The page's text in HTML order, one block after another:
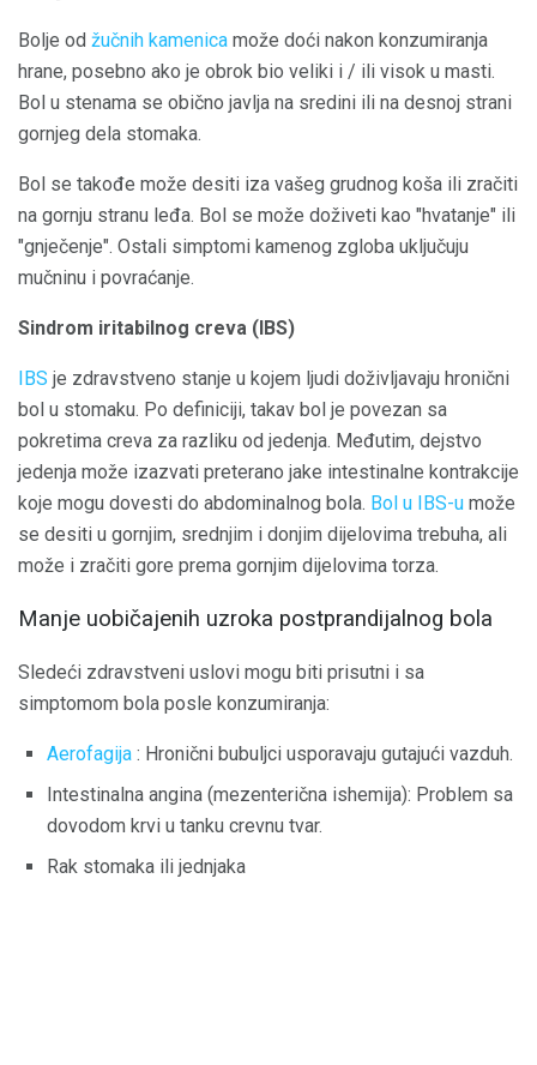
Bolje od žučnih kamenica može doći nakon konzumiranja
hrane, posebno ako je obrok bio veliki i / ili visok u masti.
Bol u stenama se obično javlja na sredini ili na desnoj strani
gornjeg dela stomaka.
Bol se takođe može desiti iza vašeg grudnog koša ili zračiti
na gornju stranu leđa. Bol se može doživeti kao "hvatanje" ili
"gnječenje". Ostali simptomi kamenog zgloba uključuju
mučninu i povraćanje.
Sindrom iritabilnog creva (IBS)
IBS je zdravstveno stanje u kojem ljudi doživljavaju hronični
bol u stomaku. Po definiciji, takav bol je povezan sa
pokretima creva za razliku od jedenja. Međutim, dejstvo
jedenja može izazvati preterano jake intestinalne kontrakcije
koje mogu dovesti do abdominalnog bola. Bol u IBS-u može
se desiti u gornjim, srednjim i donjim dijelovima trebuha, ali
može i zračiti gore prema gornjim dijelovima torza.
Manje uobičajenih uzroka postprandijalnog bola
Sledeći zdravstveni uslovi mogu biti prisutni i sa
simptomom bola posle konzumiranja:
Aerofagija : Hronični bubuljci usporavaju gutajući vazduh.
Intestinalna angina (mezenterična ishemija): Problem sa
dovodom krvi u tanku crevnu tvar.
Rak stomaka ili jednjaka